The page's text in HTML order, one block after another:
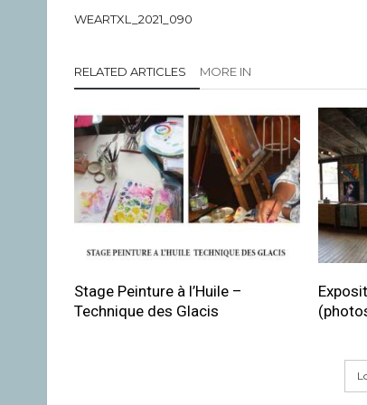
WEARTXL_2021_090
RELATED ARTICLES MORE IN
Stage Peinture à l’Huile –
Technique des Glacis